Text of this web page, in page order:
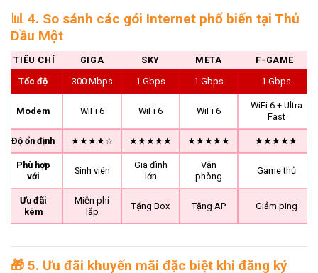
📊 4. So sánh các gói Internet phổ biến tại Thủ
Dầu Một
TIÊU CHÍ GIGA SKY META
F-GAME
Tốc độ
300 Mbps 1 Gbps 1 Gbps 1 Gbps
Modem WiFi 6 WiFi 6 WiFi 6
WiFi 6 + Ultra
Fast
Độ ổn định ★★★★☆ ★★★★★ ★★★★★ ★★★★★
Phù hợp
với
Sinh viên
Gia đình
lớn
Văn
phòng
Game thủ
Ưu đãi
kèm
Miễn phí
lắp
Tặng Box Tặng AP Giảm ping
🎁 5. Ưu đãi khuyến mãi đặc biệt khi đăng ký